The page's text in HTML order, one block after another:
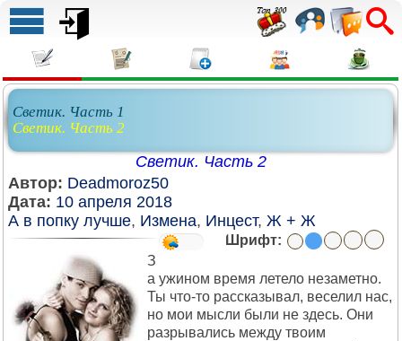
Светик. Часть 1
Светик. Часть 2
Светик. Часть 2
Автор: Deadmoroz50
Дата: 10 апреля 2018
А в попку лучше, Измена, Инцест, Ж + Ж
Шрифт:
З
а ужином время летело незаметно.
Ты что-то рассказывал, веселил нас,
но мои мысли были не здесь. Они
разрывались между твоим